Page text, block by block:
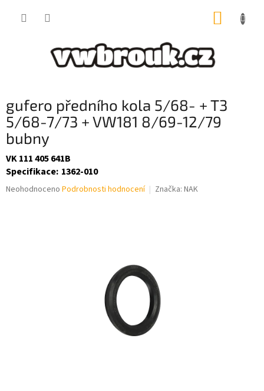
gufero předního kola 5/68- + T3
5/68-7/73 + VW181 8/69-12/79
bubny
VK 111 405 641B
Specifikace: 1362-010
Průměrné
Neohodnoceno Podrobnosti hodnocení Značka: NAK